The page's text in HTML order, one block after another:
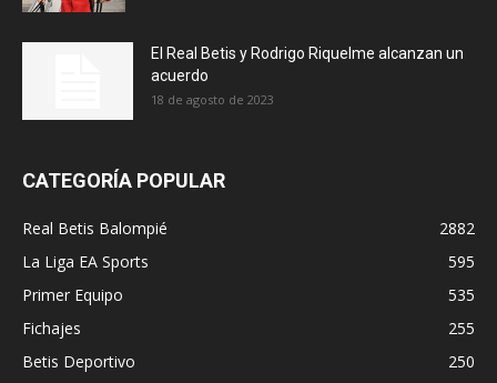
El Real Betis y Rodrigo Riquelme alcanzan un
acuerdo
18 de agosto de 2023
CATEGORÍA POPULAR
Real Betis Balompié
2882
La Liga EA Sports
595
Primer Equipo
535
Fichajes
255
Betis Deportivo
250